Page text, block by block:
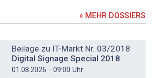
» MEHR DOSSIERS
Beilage zu IT-Markt Nr. 03/2018
Digital Signage Special 2018
01.08.2026 - 09:00 Uhr